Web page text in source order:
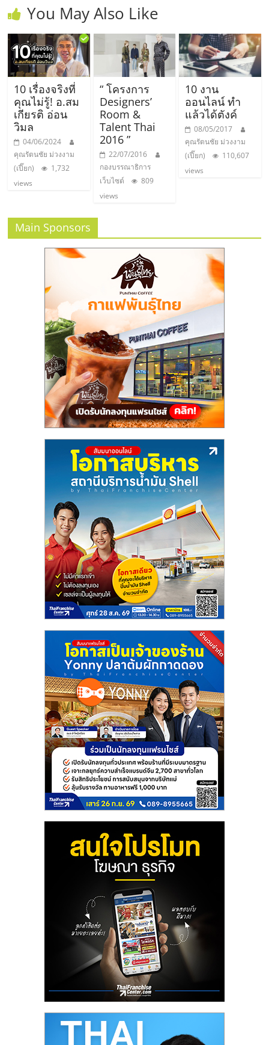
ไชส์"You May Also Like
10 เรื่องจริงที่
คุณไม่รู้! อ.สม
เกียรติ อ่อน
วิมล
04/06/2024
คุณรัตนชัย ม่วงงาม
(เปี๊ยก)
1,732
views
“ โครงการ
Designers’
Room &
Talent Thai
2016 ”
22/07/2016
กองบรรณาธิการ
เว็บไซต์
809
views
10 งาน
ออนไลน์ ทำ
แล้วได้ตังค์
08/05/2017
คุณรัตนชัย ม่วงงาม
(เปี๊ยก)
110,607
views
Main Sponsors